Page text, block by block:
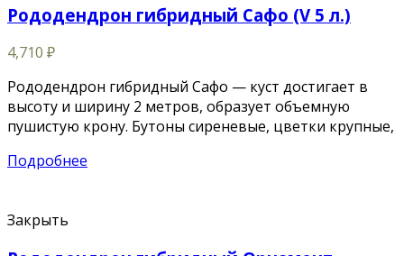
Рододендрон гибридный Сафо (V 5 л.)
4,710 ₽
Рододендрон гибридный Сафо — куст достигает в
высоту и ширину 2 метров, образует объемную
пушистую крону. Бутоны сиреневые, цветки крупные,
Подробнее
Закрыть